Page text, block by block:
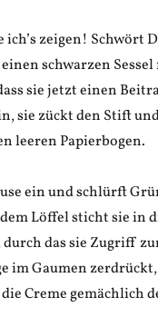
ich’s zeigen! Schwört
schwarzen
sie jetzt einen
sie zückt den Stift
leeren Papierbogen.
ein und schlürft
Löffel sticht sie in
das sie Zugriff
im Gaumen
Creme gemächlich